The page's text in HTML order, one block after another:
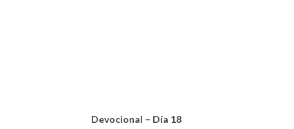
Devocional – Día 18